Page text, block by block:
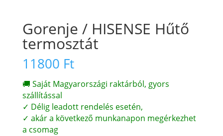
Gorenje / HISENSE Hűtő
termosztát
11800 Ft
🚚 Saját Magyarországi raktárból, gyors
szállítással
✓ Délig leadott rendelés esetén,
✓ akár a következő munkanapon megérkezhet
a csomag